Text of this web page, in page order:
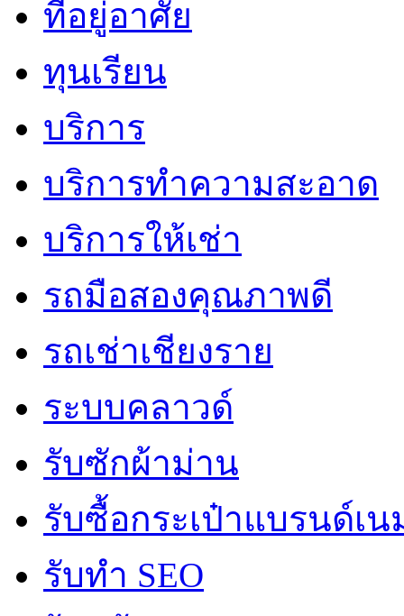
ที่อยู่อาศัย
ทุนเรียน
บริการ
บริการทำความสะอาด
บริการให้เช่า
รถมือสองคุณภาพดี
รถเช่าเชียงราย
ระบบคลาวด์
รับซักผ้าม่าน
รับซื้อกระเป๋าแบรนด์เน
รับทำ SEO